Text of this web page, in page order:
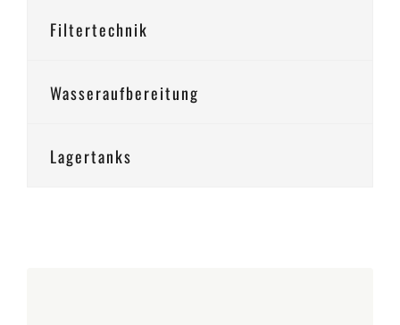
Filtertechnik
Wasseraufbereitung
Lagertanks